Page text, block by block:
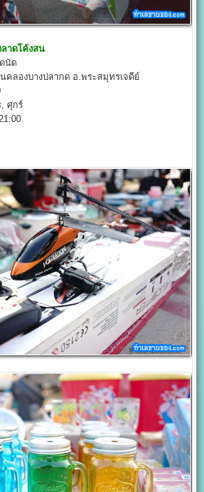
าดโค้งสน
นัด
คลองบางปลากด อ.พระสมุทรเจดีย์
, ศุกร์